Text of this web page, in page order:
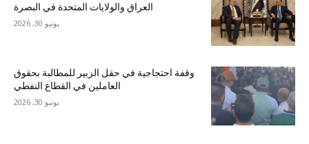
العراق والولايات المتحدة في البصرة
يونيو 30, 2026
وقفة احتجاجية في حقل الزبير للمطالبة بحقوق
العاملين في القطاع النفطي
يونيو 30, 2026